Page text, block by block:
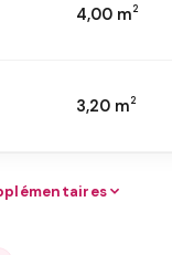
4,00 m2
3,20 m2